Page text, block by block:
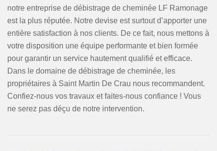
notre entreprise de débistrage de cheminée LF Ramonage
est la plus réputée. Notre devise est surtout d’apporter une
entière satisfaction à nos clients. De ce fait, nous mettons à
votre disposition une équipe performante et bien formée
pour garantir un service hautement qualifié et efficace.
Dans le domaine de débistrage de cheminée, les
propriétaires à Saint Martin De Crau nous recommandent.
Confiez-nous vos travaux et faites-nous confiance ! Vous
ne serez pas déçu de notre intervention.